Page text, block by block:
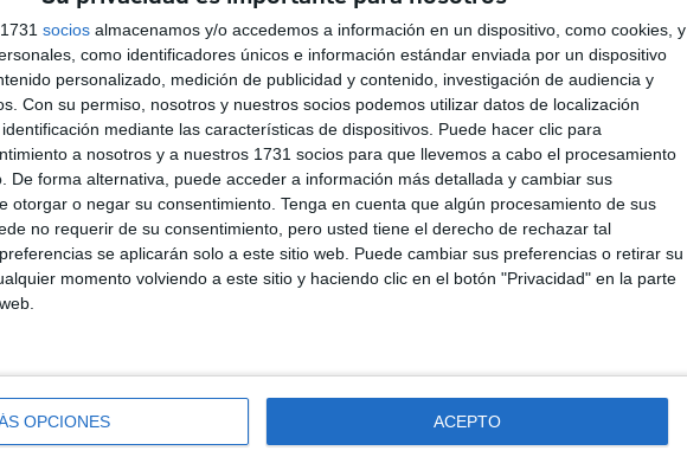
socios almacenamos y/o accedemos a información en un dispositivo, como cookies, y
como identificadores únicos e información estándar enviada por un dispositivo
personalizado, medición de publicidad y contenido, investigación de audiencia y
Con su permiso, nosotros y nuestros socios podemos utilizar datos de localización
mediante las características de dispositivos. Puede hacer clic para
a nosotros y a nuestros 1731 socios para que llevemos a cabo el procesamiento
De forma alternativa, puede acceder a información más detallada y cambiar sus
otorgar o negar su consentimiento. Tenga en cuenta que algún procesamiento de sus
no requerir de su consentimiento, pero usted tiene el derecho de rechazar tal
se aplicarán solo a este sitio web. Puede cambiar sus preferencias o retirar su
momento volviendo a este sitio y haciendo clic en el botón "Privacidad" en la parte
OPCIONES ACEPTO
turistas
presente este fin de semana en el 'Triatlón Ciudad
se ha convertido en otro gran aliciente para captar
atractivos de la ciudad autónoma. La Ciudad, a